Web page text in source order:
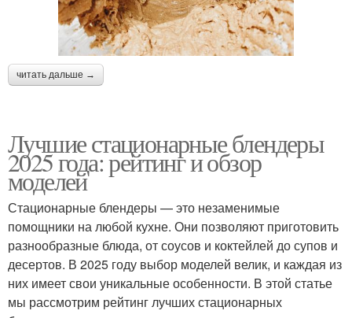
читать дальше →
Лучшие стационарные блендеры
2025 года: рейтинг и обзор
моделей
Стационарные блендеры — это незаменимые
помощники на любой кухне. Они позволяют приготовить
разнообразные блюда, от соусов и коктейлей до супов и
десертов. В 2025 году выбор моделей велик, и каждая из
них имеет свои уникальные особенности. В этой статье
мы рассмотрим рейтинг лучших стационарных